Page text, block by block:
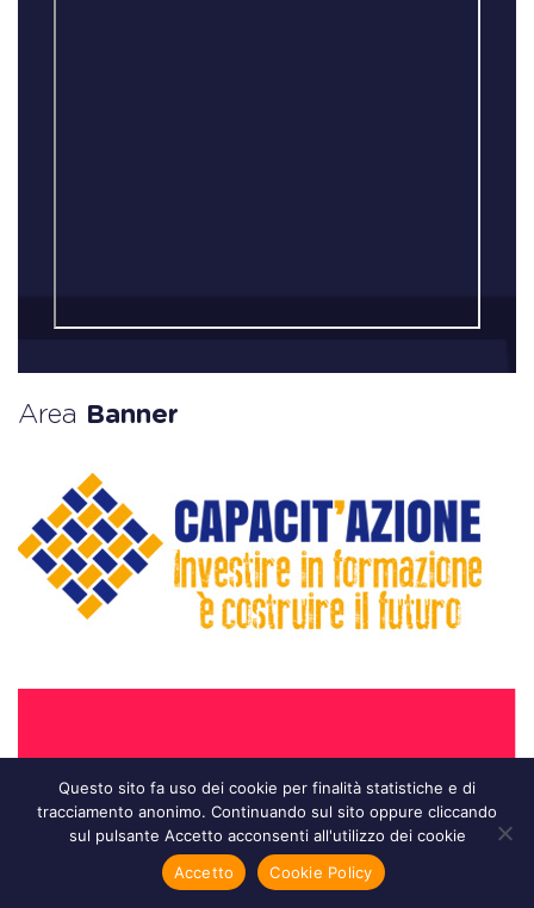
Area Banner
Questo sito fa uso dei cookie per finalità statistiche e di
tracciamento anonimo. Continuando sul sito oppure cliccando
sul pulsante Accetto acconsenti all'utilizzo dei cookie
Accetto
Cookie Policy